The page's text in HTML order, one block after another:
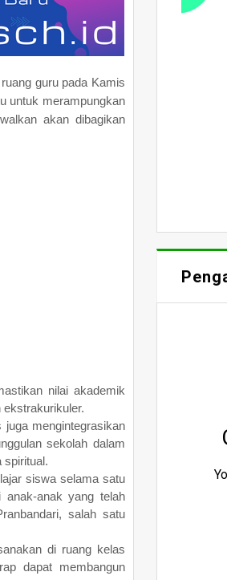
guru pada Kamis
untuk merampungkan
akan dibagikan
nilai akademik
mengintegrasikan
sekolah dalam
spiritual.
siswa selama satu
anak yang telah
salah satu
di ruang kelas
dapat membangun